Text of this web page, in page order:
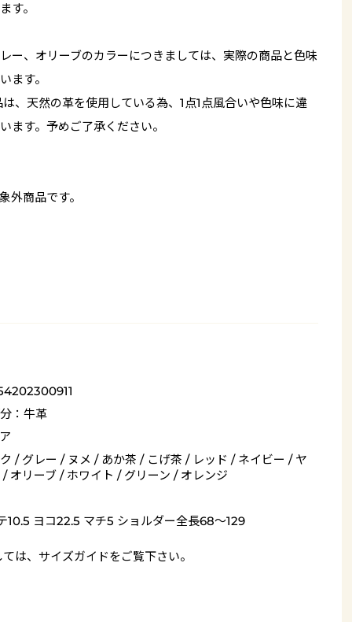
す。
ー、オリーブのカラーにつきましては、実際の商品と色味
ます。
、天然の革を使用している為、1点1点風合いや色味に違
ます。予めご了承ください。
外商品です。
：牛革
/ グレー / ヌメ / あか茶 / こげ茶 / レッド / ネイビー / ヤ
オリーブ / ホワイト / グリーン / オレンジ
10.5 ヨコ22.5 マチ5 ショルダー全長68～129
は、 サイズガイドをご覧下さい。